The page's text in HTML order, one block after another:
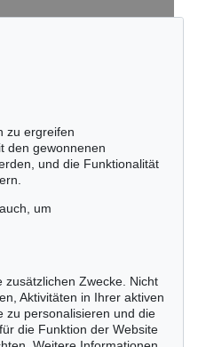
zu ergreifen
den gewonnenen
und die Funktionalität
um
zusätzlichen Zwecke. Nicht
Aktivitäten in Ihrer aktiven
zu personalisieren und die
die Funktion der Website